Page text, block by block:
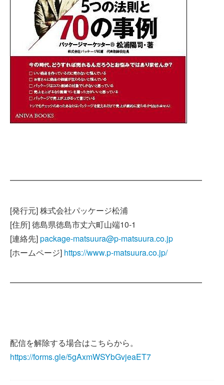
━━━━━━━━━━━━━━━━━━━━━━━━
[発行元] 株式会社パッケージ松浦
[住所] 徳島県徳島市丈六町山端10-1
[連絡先]package-matsuura@p-matsuura.co.jp
[ホームページ] https://www.p-matsuura.co.jp/
━━━━━━━━━━━━━━━━━━━━━━━━
配信を解除する場合はこちらから。
https://forms.gle/5gAxmWSYbGvjeaET7